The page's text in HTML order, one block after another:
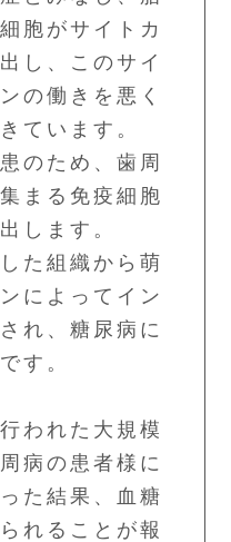
胞がサイトカ
し、このサイ
の働きを悪く
ています。
のため、歯周
まる免疫細胞
します。
た組織から萌
によってイン
れ、糖尿病に
す。
われた大規模
病の患者様に
た結果、血糖
れることが報